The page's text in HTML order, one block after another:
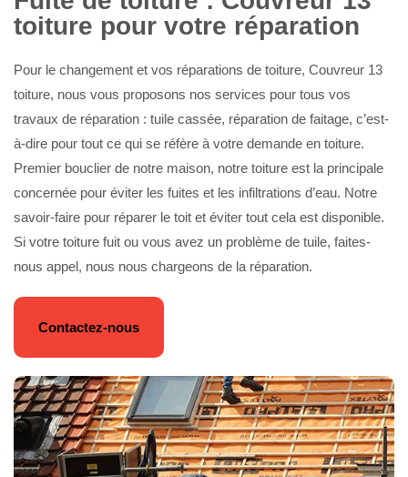
toiture pour votre réparation
Pour le changement et vos réparations de toiture, Couvreur 13
toiture, nous vous proposons nos services pour tous vos
travaux de réparation : tuile cassée, réparation de faitage, c’est-
à-dire pour tout ce qui se réfère à votre demande en toiture.
Premier bouclier de notre maison, notre toiture est la principale
concernée pour éviter les fuites et les infiltrations d’eau. Notre
savoir-faire pour réparer le toit et éviter tout cela est disponible.
Si votre toiture fuit ou vous avez un problème de tuile, faites-
nous appel, nous nous chargeons de la réparation.
Contactez-nous